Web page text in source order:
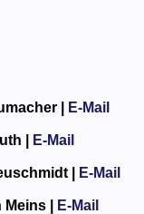
| E-Mail
| E-Mail
| E-Mail
Meins | E-Mail